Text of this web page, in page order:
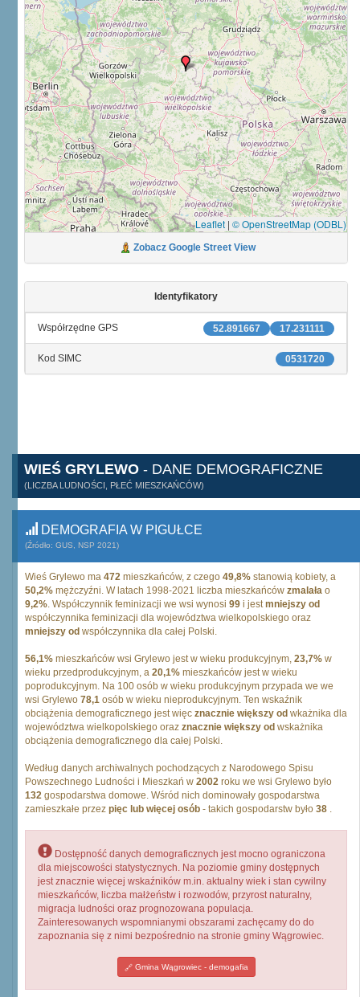
Leaflet | © OpenStreetMap (ODBL)
Zobacz Google Street View
Identyfikatory
17.231111
52.891667
Współrzędne GPS
0531720
Kod SIMC
WIEŚ GRYLEWO - DANE DEMOGRAFICZNE
(LICZBA LUDNOŚCI, PŁEĆ MIESZKAŃCÓW)
DEMOGRAFIA W PIGUŁCE
(Źródło: GUS, NSP 2021)
Wieś Grylewo ma 472 mieszkańców, z czego 49,8% stanowią kobiety, a
50,2% mężczyźni. W latach 1998-2021 liczba mieszkańców zmalała o
9,2%. Współczynnik feminizacji we wsi wynosi 99 i jestmniejszy od
współczynnika feminizacji dla województwa wielkopolskiego oraz
mniejszy od współczynnika dla całej Polski.
56,1% mieszkańców wsi Grylewo jest w wieku produkcyjnym, 23,7% w
wieku przedprodukcyjnym, a 20,1% mieszkańców jest w wieku
poprodukcyjnym. Na 100 osób w wieku produkcyjnym przypada we we
wsi Grylewo 78,1 osób w wieku nieprodukcyjnym. Ten wskaźnik
obciążenia demograficznego jest więc znacznie większy od wkażnika dla
województwa wielkopolskiego oraz znacznie większy od wskażnika
obciążenia demograficznego dla całej Polski.
Według danych archiwalnych pochodzących z Narodowego Spisu
Powszechnego Ludności i Mieszkań w 2002 roku we wsi Grylewo było
132 gospodarstwa domowe. Wśród nich dominowały gospodarstwa
zamieszkałe przez pięc lub więcej osób - takich gospodarstw było 38 .
Dostępność danych demograficznych jest mocno ograniczona
dla miejscowości statystycznych. Na poziomie gminy dostępnych
jest znacznie więcej wskaźników m.in. aktualny wiek i stan cywilny
mieszkańców, liczba małżeństw i rozwodów, przyrost naturalny,
migracja ludności oraz prognozowana populacja.
Zainteresowanych wspomnianymi obszarami zachęcamy do do
zapoznania się z nimi bezpośrednio na stronie gminy Wągrowiec.
Gmina Wągrowiec - demogafia